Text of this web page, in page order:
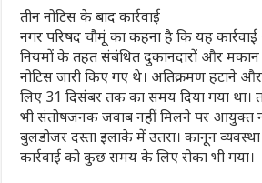
तीन नोटिस के बाद कार्रवाई
नगर परिषद चौमूं का कहना है कि यह
नियमों के तहत संबंधित दुकानदारों और मकान
नोटिस जारी किए गए थे। अतिक्रमण हटाने
लिए 31 दिसंबर तक का समय दिया गया
भी संतोषजनक जवाब नहीं मिलने पर आयुक्त
बुलडोजर दस्ता इलाके में उतरा। कानून
कार्रवाई को कुछ समय के लिए रोका भी गया।